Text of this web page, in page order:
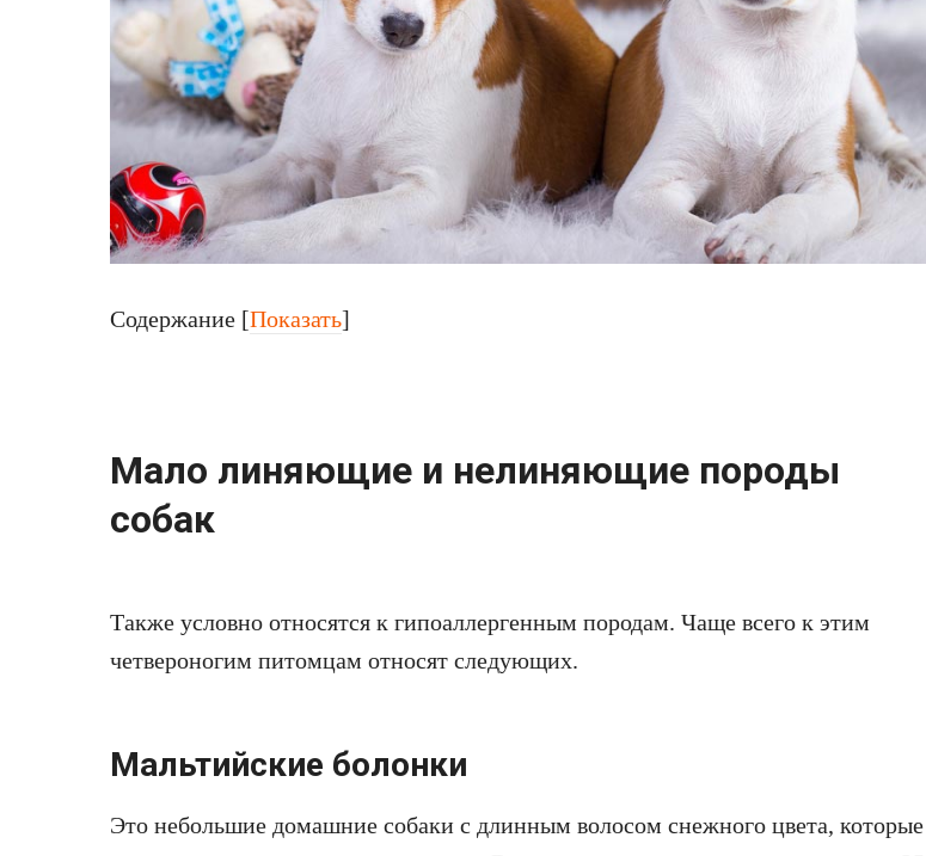
Содержание [Показать]
Мало линяющие и нелиняющие породы
собак
Также условно относятся к гипоаллергенным породам. Чаще всего к этим
четвероногим питомцам относят следующих.
Мальтийские болонки
Это небольшие домашние собаки с длинным волосом снежного цвета, которые